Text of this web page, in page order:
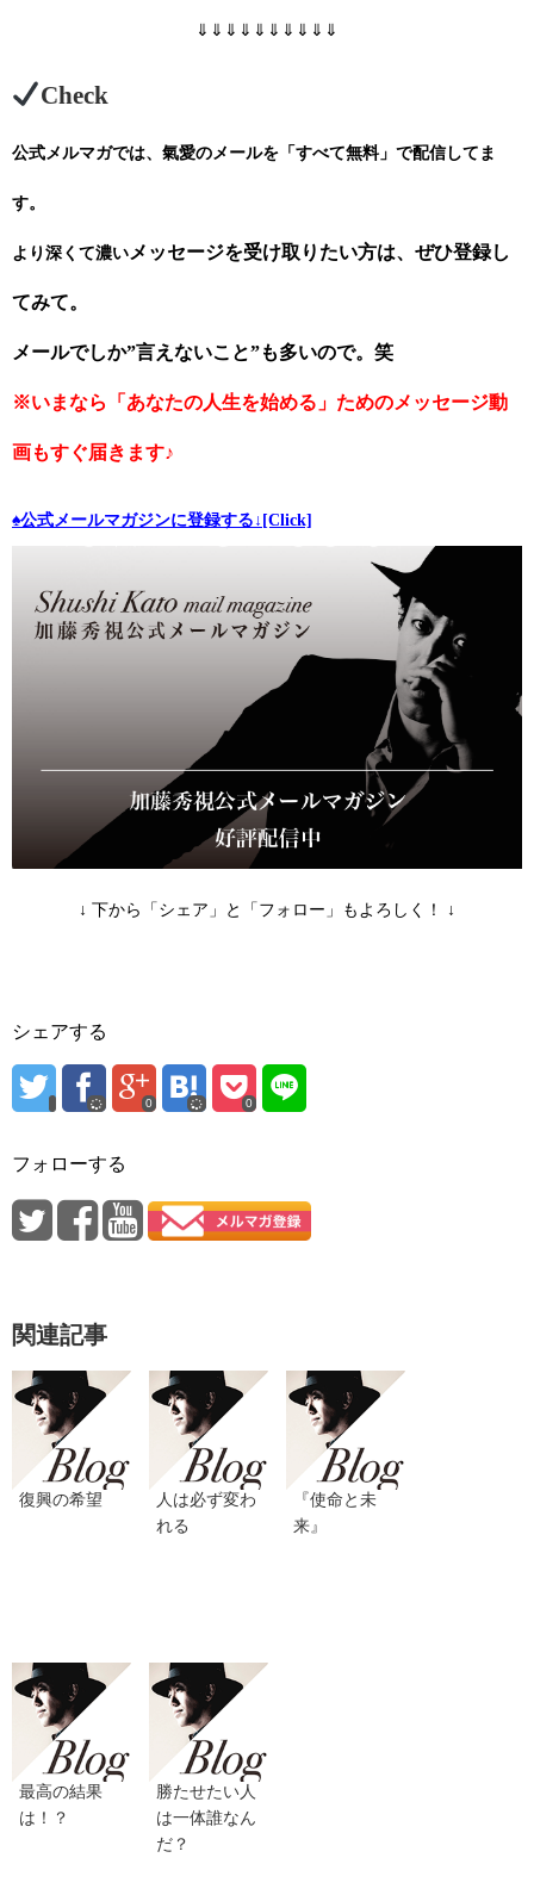
⇓⇓⇓⇓⇓⇓⇓⇓⇓⇓
Check
公式メルマガでは、氣愛のメールを「すべて無料」で配信してま
す。
より深くて濃い メッセージを受け取りたい方は、ぜひ登録し
てみて。
メールでしか”言えないこと”も多いので。笑
※いまなら「あなたの人生を始める」ためのメッセージ動
画もすぐ届きます♪
♠公式メールマガジンに登録する↓[Click]
↓ 下から「シェア」と「フォロー」もよろしく！ ↓
シェアする
0 0
フォローする
関連記事
復興の希望
人は必ず変わ
れる
『使命と未
来』
最高の結果
は！？
勝たせたい人
は一体誰なん
だ？